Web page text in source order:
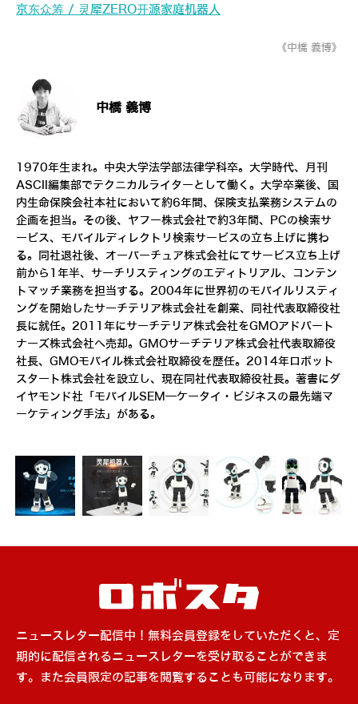
京东众筹 / 灵犀ZERO开源家庭机器人
《中橋 義博》
中橋 義博
1970年生まれ。中央大学法学部法律学科卒。大学時代、月刊
ASCII編集部でテクニカルライターとして働く。大学卒業後、国
内生命保険会社本社において約6年間、保険支払業務システムの
企画を担当。その後、ヤフー株式会社で約3年間、PCの検索サ
ービス、モバイルディレクトリ検索サービスの立ち上げに携わ
る。同社退社後、オーバーチュア株式会社にてサービス立ち上げ
前から1年半、サーチリスティングのエディトリアル、コンテン
トマッチ業務を担当する。2004年に世界初のモバイルリスティ
ングを開始したサーチテリア株式会社を創業、同社代表取締役社
長に就任。2011年にサーチテリア株式会社をGMOアドパート
ナーズ株式会社へ売却。GMOサーチテリア株式会社代表取締役
社長、GMOモバイル株式会社取締役を歴任。2014年ロボット
スタート株式会社を設立し、現在同社代表取締役社長。著書にダ
イヤモンド社「モバイルSEM―ケータイ・ビジネスの最先端マ
ーケティング手法」がある。
ニュースレター配信中！無料会員登録をしていただくと、定
期的に配信されるニュースレターを受け取ることができま
す。また会員限定の記事を閲覧することも可能になります。